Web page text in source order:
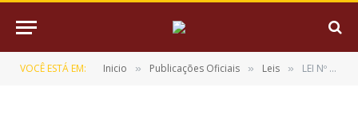
VOCÊ ESTÁ EM: Inicio » Publicações Oficiais » Leis » LEI Nº 310/2023, DE 19 DE DEZEMBRO DE 2023 (Dispõe Sobre o Fundo Municipal dos Direitos da Mulher, de Que Trata a Lei no 283/2022, de 23 de Dezembro de 2022, Que Criou o Conselho Municipal dos Direitos da Mulher de Muaná-pa, e Dá Outras Providências)